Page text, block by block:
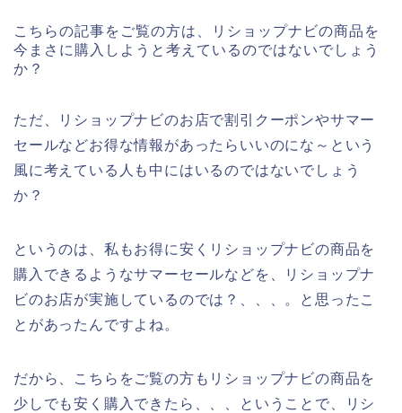
こちらの記事をご覧の方は、リショップナビの商品を
今まさに購入しようと考えているのではないでしょう
か？
ただ、リショップナビのお店で割引クーポンやサマー
セールなどお得な情報があったらいいのにな～という
風に考えている人も中にはいるのではないでしょう
か？
というのは、私もお得に安くリショップナビの商品を
購入できるようなサマーセールなどを、リショップナ
ビのお店が実施しているのでは？、、、。と思ったこ
とがあったんですよね。
だから、こちらをご覧の方もリショップナビの商品を
少しでも安く購入できたら、、、ということで、リシ